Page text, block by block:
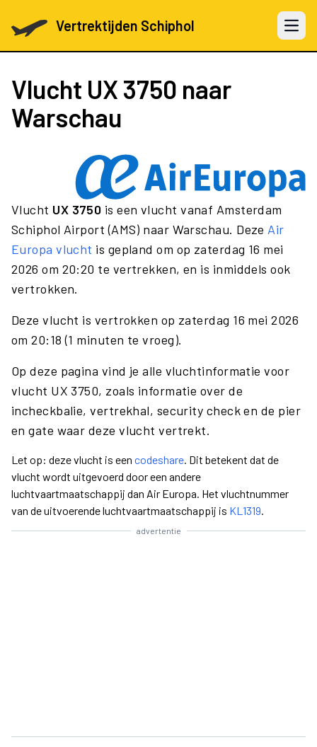
Vertrektijden Schiphol Open
Vlucht UX 3750 naar
Warschau
Vlucht UX 3750 is een vlucht vanaf Amsterdam
Schiphol Airport (AMS) naar Warschau. Deze Air
Europa vlucht is gepland om op zaterdag 16 mei
2026 om 20:20 te vertrekken, en is inmiddels ook
vertrokken.
Deze vlucht is vertrokken op zaterdag 16 mei 2026
om 20:18 (1 minuten te vroeg).
Op deze pagina vind je alle vluchtinformatie voor
vlucht UX 3750, zoals informatie over de
incheckbalie, vertrekhal, security check en de pier
en gate waar deze vlucht vertrekt.
Let op: deze vlucht is een codeshare. Dit betekent dat de
vlucht wordt uitgevoerd door een andere
luchtvaartmaatschappij dan Air Europa. Het vluchtnummer
van de uitvoerende luchtvaartmaatschappij is KL1319.
advertentie